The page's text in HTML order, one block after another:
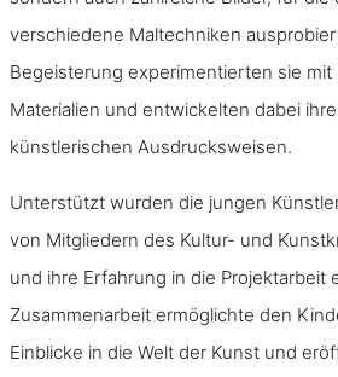
verschiedene Maltechniken
Begeisterung experimentierten sie mit
Materialien und entwickelten dabei
künstlerischen Ausdrucksweisen.
Unterstützt wurden die jungen
von Mitgliedern des Kultur- und
und ihre Erfahrung in die Projektarbeit
Zusammenarbeit ermöglichte den
Einblicke in die Welt der Kunst und